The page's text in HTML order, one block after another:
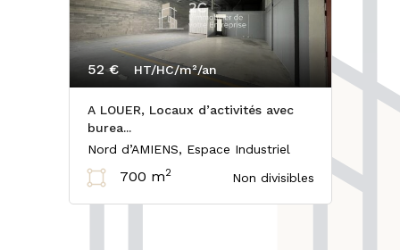
A LOUER, Locaux d’activités avec
burea...
Non divisibles
52 € HT/HC/m²/an
Nord d’AMIENS, Espace Industriel
700 m2